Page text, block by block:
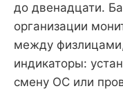
до двенадцати.
организации
между
индикаторы:
смену ОС или